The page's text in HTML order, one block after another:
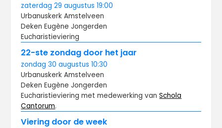
zaterdag 29 augustus19:00
Urbanuskerk Amstelveen
Deken Eugène Jongerden
Eucharistieviering
22-ste zondag door het jaar
zondag 30 augustus10:30
Urbanuskerk Amstelveen
Deken Eugène Jongerden
Eucharistieviering met medewerking vanSchola
Cantorum.
Viering door de week